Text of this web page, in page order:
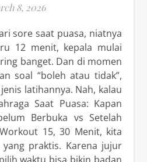
8, 2026
12 menit, kepala mulai
banget. Dan di momen
soal “boleh atau tidak”,
latihannya. Nah, kalau
Saat Puasa: Kapan
Berbuka vs Setelah
15, 30 Menit, kita
praktis. Karena jujur